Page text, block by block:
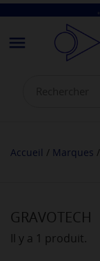

Accueil Marques
GRAVOTECH
Il y a 1 produit.